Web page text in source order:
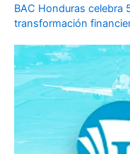
BAC Honduras celebra
transformación